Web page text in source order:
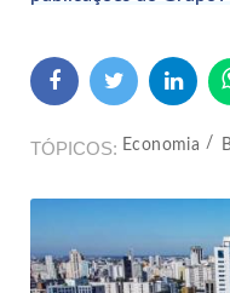
TÓPICOS Economia